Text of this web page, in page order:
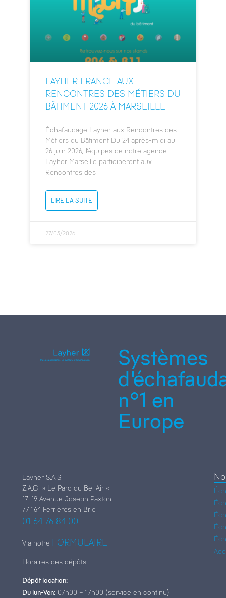
LAYHER FRANCE AUX
RENCONTRES DES MÉTIERS DU
BÂTIMENT 2026 À MARSEILLE
Échafaudage Layher aux Rencontres des
Métiers du Bâtiment Du 24 après-midi au
26 juin 2026, l’équipes de notre agence
Layher Marseille participeront aux
Rencontres des
LIRE LA SUITE
27/05/2026
Systèmes
n°1 en
Europe
Layher S.A.S
Z.A.C » Le Parc du Bel Air «
17-19 Avenue Joseph Paxton
77 164 Ferrières en Brie
01 64 76 84 00
Via notre FORMULAIRE
Horaires des dépôts:
Dépôt location:
Du lun-Ven: 07h00 – 17h00 (service en continu)